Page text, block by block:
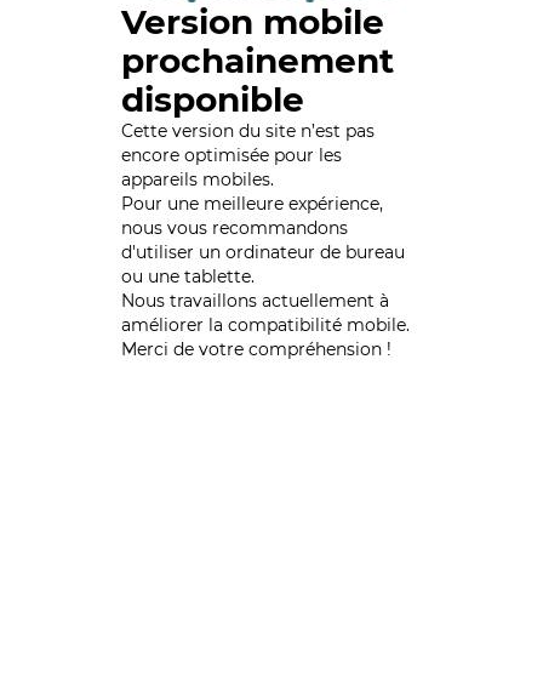
Version mobile
prochainement
disponible
Cette version du site n’est pas
encore optimisée pour les
appareils mobiles.
Pour une meilleure expérience,
nous vous recommandons
d'utiliser un ordinateur de bureau
ou une tablette.
Nous travaillons actuellement à
améliorer la compatibilité mobile.
Merci de votre compréhension !